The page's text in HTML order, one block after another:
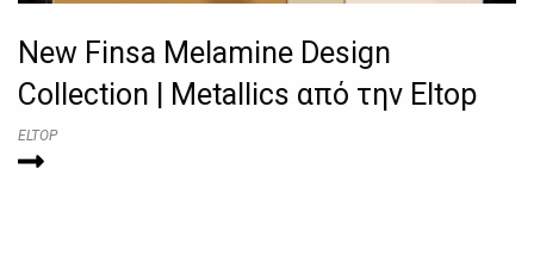
New Finsa Melamine Design
Collection | Metallics από την Eltop
ELTOP